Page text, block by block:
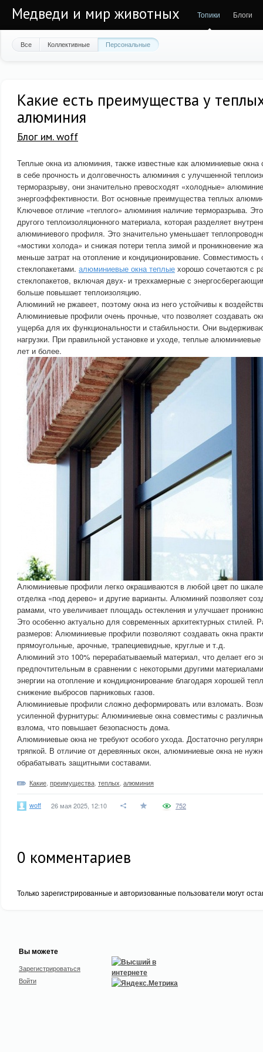
Медведи и мир животных Топики Блоги
Все Коллективные Персональные
Какие есть преимущества у
алюминия
Блог им. woff
Теплые окна из алюминия, также известные как алюминиевые
в себе прочность и долговечность алюминия с улучшенной
терморазрыву, они значительно превосходят «холодные»
энергоэффективности. Вот основные преимущества теплых
Ключевое отличие «теплого» алюминия наличие терморазрыва.
другого теплоизоляционного материала, которая разделяет
алюминиевого профиля. Это значительно уменьшает
«мостики холода» и снижая потери тепла зимой и проникновение
меньше затрат на отопление и кондиционирование.
стеклопакетами. алюминиевые окна теплые хорошо сочетаются с
стеклопакетов, включая двух- и трехкамерные с
больше повышает теплоизоляцию.
Алюминий не ржавеет, поэтому окна из него устойчивы к
Алюминиевые профили очень прочные, что позволяет создавать
ущерба для их функциональности и стабильности. Они
нагрузки. При правильной установке и уходе, теплые
лет и более.
Алюминиевые профили легко окрашиваются в любой цвет по
отделка «под дерево» и другие варианты. Алюминий позволяет
рамами, что увеличивает площадь остекления и улучшает
Это особенно актуально для современных архитектурных стилей.
размеров: Алюминиевые профили позволяют создавать окна
прямоугольные, арочные, трапециевидные, круглые и т.д.
Алюминий это 100% перерабатываемый материал, что делает его
предпочтительным в сравнении с некоторыми другими
энергии на отопление и кондиционирование благодаря хорошей
снижение выбросов парниковых газов.
Алюминиевые профили сложно деформировать или взломать.
усиленной фурнитуры: Алюминиевые окна совместимы с
взлома, что повышает безопасность дома.
Алюминиевые окна не требуют особого ухода. Достаточно
тряпкой. В отличие от деревянных окон, алюминиевые окна не
обрабатывать защитными составами.
Какие преимущества теплых алюминия
woff 26 мая 2025, 12:10 752
0 комментариев
Только зарегистрированные и авторизованные пользователи могут
Вы можете
Зарегистрироваться
Войти